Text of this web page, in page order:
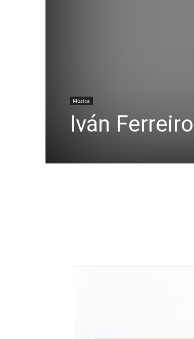
Música
Iván